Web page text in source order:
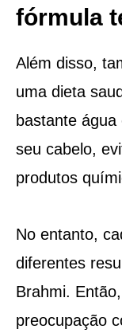
fórmula
Além disso,
uma dieta
bastante
seu cabelo,
produtos
No entanto,
diferentes
Brahmi.
preocupação